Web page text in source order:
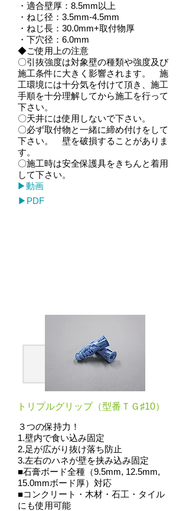
・適合壁厚：8.5mm以上
・ねじ径：3.5mm-4.5mm
・ねじ長：30.0mm+取付物厚
・下穴径：6.0mm
◆ご使用上の注意
〇引抜強度は対象壁の種類や強度及び
施工条件に大きく影響されます。 施
工環境には十分気を付けて頂き、施工
手順を十分理解してから施工を行って
下さい。
〇天井には使用しないで下さい。
〇必ず取付物と一緒に締め付けをして
下さい。 壁を破損することがありま
す。
〇施工時は安全保護具をきちんと着用
して下さい。
​▶動画
​▶PDF
トリプルグリップ（型番ＴＧ♯10）
３つの保持力！
1.壁内で食い込み固定
2.足が広がり抜け落ち防止
3.左右のハネが壁を挟み込み固定
■石膏ボード全種（9.5mm, 12.5mm,
15.0mmボード厚）対応
■コンクリート・木材・石工・タイル
にも使用可能